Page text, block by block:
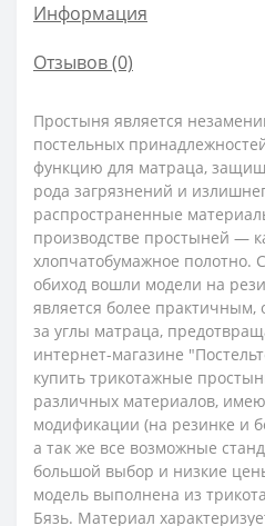
Информация
Отзывов (0)
Простыня является
постельных
функцию для матраца,
рода загрязнений и
распространенные
производстве простыней —
хлопчатобумажное полотно.
обиход вошли модели на
является более практичным,
за углы матраца,
интернет-магазине
купить трикотажные
различных материалов,
модификации (на резинке и
а так же все возможные
большой выбор и низкие
модель выполнена из
Бязь. Материал